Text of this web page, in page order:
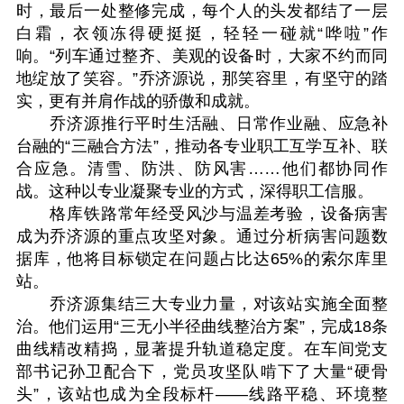
时，最后一处整修完成，每个人的头发都结了一层
白霜，衣领冻得硬挺挺，轻轻一碰就“哗啦”作
响。“列车通过整齐、美观的设备时，大家不约而同
地绽放了笑容。”乔济源说，那笑容里，有坚守的踏
实，更有并肩作战的骄傲和成就。
乔济源推行平时生活融、日常作业融、应急补
台融的“三融合方法”，推动各专业职工互学互补、联
合应急。清雪、防洪、防风害……他们都协同作
战。这种以专业凝聚专业的方式，深得职工信服。
格库铁路常年经受风沙与温差考验，设备病害
成为乔济源的重点攻坚对象。通过分析病害问题数
据库，他将目标锁定在问题占比达65%的索尔库里
站。
乔济源集结三大专业力量，对该站实施全面整
治。他们运用“三无小半径曲线整治方案”，完成18条
曲线精改精捣，显著提升轨道稳定度。在车间党支
部书记孙卫配合下，党员攻坚队啃下了大量“硬骨
头”，该站也成为全段标杆——线路平稳、环境整